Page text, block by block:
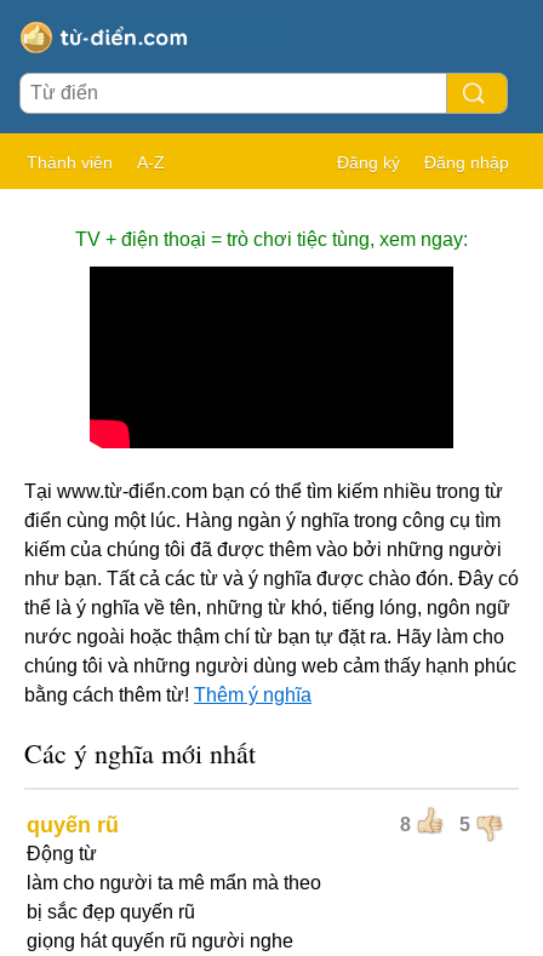
Thành viên A-Z Đăng ký Đăng nhập
TV + điện thoại = trò chơi tiệc tùng, xem ngay:
Tại www.từ-điển.com bạn có thể tìm kiếm nhiều trong từ
điển cùng một lúc. Hàng ngàn ý nghĩa trong công cụ tìm
kiếm của chúng tôi đã được thêm vào bởi những người
như bạn. Tất cả các từ và ý nghĩa được chào đón. Đây có
thể là ý nghĩa về tên, những từ khó, tiếng lóng, ngôn ngữ
nước ngoài hoặc thậm chí từ bạn tự đặt ra. Hãy làm cho
chúng tôi và những người dùng web cảm thấy hạnh phúc
bằng cách thêm từ! Thêm ý nghĩa
Các ý nghĩa mới nhất
8 5
quyến rũ
Động từ
làm cho người ta mê mẩn mà theo
bị sắc đẹp quyến rũ
giọng hát quyến rũ người nghe